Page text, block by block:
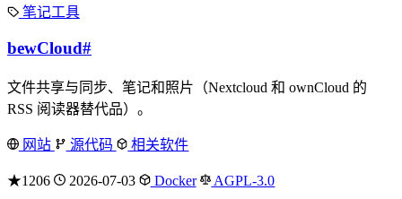
笔记工具
bewCloud#
文件共享与同步、笔记和照片（Nextcloud 和 ownCloud 的
RSS 阅读器替代品）。
网站 源代码 相关软件
★1206 2026-07-03 Docker AGPL-3.0